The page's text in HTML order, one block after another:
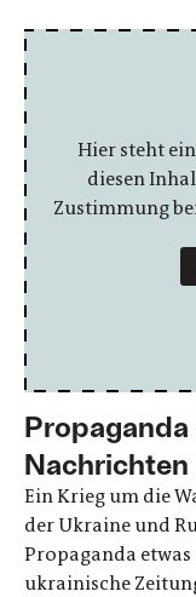
Hier steht
diesen
Zustimmung
Nachrichten
Ein Krieg um die
der Ukraine und
Propaganda etwas
ukrainische